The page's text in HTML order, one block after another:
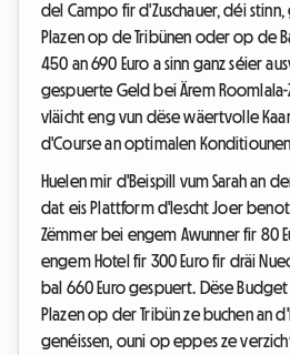
del Campo fir d'Zuschauer, déi stinn,
Plazen op de Tribünen oder op de
450 an 690 Euro a sinn ganz séier
gespuerte Geld bei Ärem
vläicht eng vun dëse wäertvolle
d'Course an optimalen
Huelen mir d'Beispill vum Sarah an
dat eis Plattform d'lescht Joer
Zëmmer bei engem Awunner fir 80
engem Hotel fir 300 Euro fir dräi
bal 660 Euro gespuert. Dëse
Plazen op der Tribün ze buchen an
genéissen, ouni op eppes ze